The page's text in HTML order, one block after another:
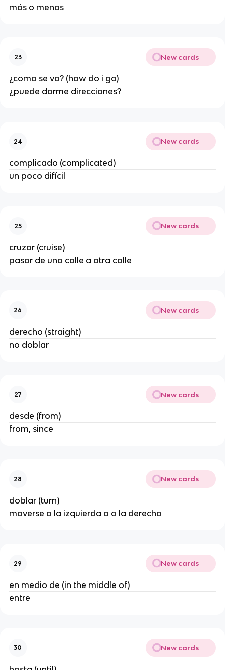
más o menos
23 New cards
¿como se va? (how do i go)
¿puede darme direcciones?
24 New cards
complicado (complicated)
un poco difícil
25 New cards
cruzar (cruise)
pasar de una calle a otra calle
26 New cards
derecho (straight)
no doblar
27 New cards
desde (from)
from, since
28 New cards
doblar (turn)
moverse a la izquierda o a la derecha
29 New cards
en medio de (in the middle of)
entre
30 New cards